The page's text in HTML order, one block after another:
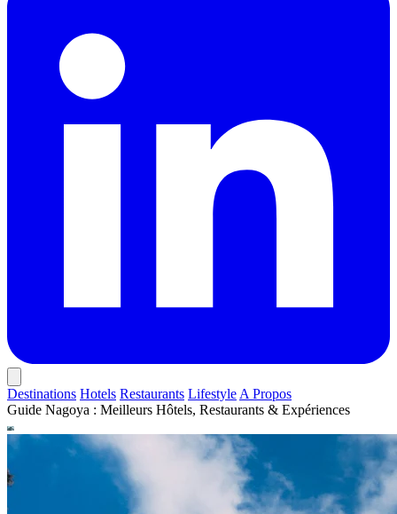
Destinations Hotels Restaurants Lifestyle A Propos
Guide Nagoya : Meilleurs Hôtels, Restaurants & Expériences